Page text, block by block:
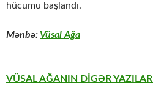
hücumu başlandı.
Mənbə:Vüsal Ağa
VÜSAL AĞANIN DİGƏR YAZILARI